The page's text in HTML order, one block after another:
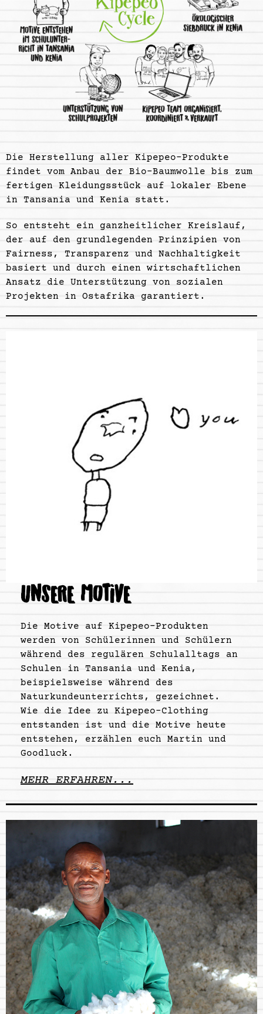
Die Herstellung aller Kipepeo-Produkte
findet vom Anbau der Bio-Baumwolle bis zum
fertigen Kleidungsstück auf lokaler Ebene
in Tansania und Kenia statt.
So entsteht ein ganzheitlicher Kreislauf,
der auf den grundlegenden Prinzipien von
Fairness, Transparenz und Nachhaltigkeit
basiert und durch einen wirtschaftlichen
Ansatz die Unterstützung von sozialen
Projekten in Ostafrika garantiert.
UNSERE MOTIVE
Die Motive auf Kipepeo-Produkten
werden von Schülerinnen und Schülern
während des regulären Schulalltags an
Schulen in Tansania und Kenia,
beispielsweise während des
Naturkundeunterrichts, gezeichnet.
Wie die Idee zu Kipepeo-Clothing
entstanden ist und die Motive heute
entstehen, erzählen euch Martin und
Goodluck.
MEHR ERFAHREN...